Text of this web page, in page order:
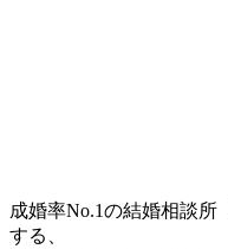
成婚率No.1の結婚相談所
する、